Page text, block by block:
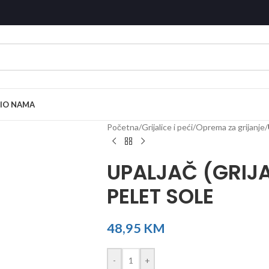
O NAMA
Početna/Grijalice i peći/Oprema za grijanje/
UPALJAČ
PELET SOLE
48,95 KM
- +